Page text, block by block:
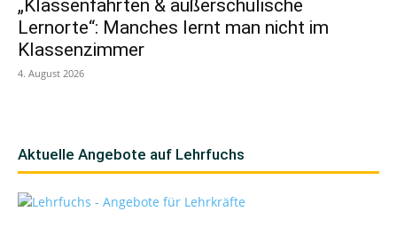
„Klassenfahrten & außerschulische
Lernorte“: Manches lernt man nicht im
Klassenzimmer
4. August 2026
Aktuelle Angebote auf Lehrfuchs